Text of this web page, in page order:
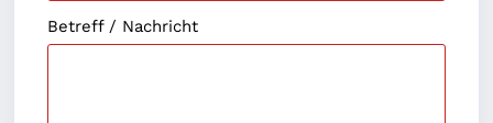
Betreff / Nachricht